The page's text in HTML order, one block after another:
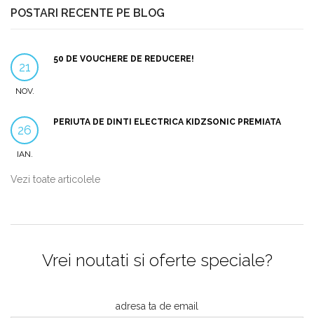
POSTARI RECENTE PE BLOG
21
NOV.
50 DE VOUCHERE DE REDUCERE!
26
IAN.
PERIUTA DE DINTI ELECTRICA KIDZSONIC PREMIATA
Vezi toate articolele
Vrei noutati si oferte speciale?
adresa ta de email